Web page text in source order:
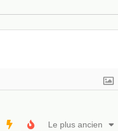
Le plus ancien